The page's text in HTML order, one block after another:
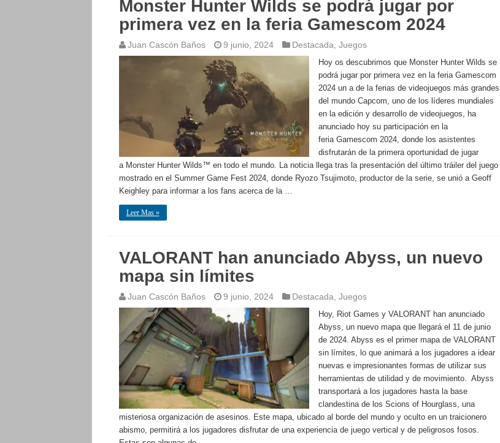
Monster Hunter Wilds se podrá jugar por
primera vez en la feria Gamescom 2024
Juan Cascón Baños 9 junio, 2024 Destacada Juegos
Hoy os descubrimos que Monster Hunter Wilds se
podrá jugar por primera vez en la feria Gamescom
2024 un a de la ferias de videojuegos más grandes
del mundo Capcom, uno de los líderes mundiales
en la edición y desarrollo de videojuegos, ha
anunciado hoy su participación en la
feria Gamescom 2024, donde los asistentes
disfrutarán de la primera oportunidad de jugar
a Monster Hunter Wilds™ en todo el mundo. La noticia llega tras la presentación del último tráiler del juego
mostrado en el Summer Game Fest 2024, donde Ryozo Tsujimoto, productor de la serie, se unió a Geoff
Keighley para informar a los fans acerca de la …
Leer Mas »
VALORANT han anunciado Abyss, un nuevo
mapa sin límites
Juan Cascón Baños 9 junio, 2024 Destacada Juegos
Hoy, Riot Games y VALORANT han anunciado
Abyss, un nuevo mapa que llegará el 11 de junio
de 2024. Abyss es el primer mapa de VALORANT
sin límites, lo que animará a los jugadores a idear
nuevas e impresionantes formas de utilizar sus
herramientas de utilidad y de movimiento. Abyss
transportará a los jugadores hasta la base
clandestina de los Scions of Hourglass, una
misteriosa organización de asesinos. Este mapa, ubicado al borde del mundo y oculto en un traicionero
abismo, permitirá a los jugadores disfrutar de una experiencia de juego vertical y de peligrosos fosos.